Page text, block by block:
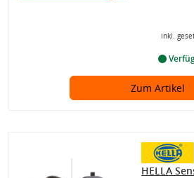
inkl.
Zum Artikel
HELLA